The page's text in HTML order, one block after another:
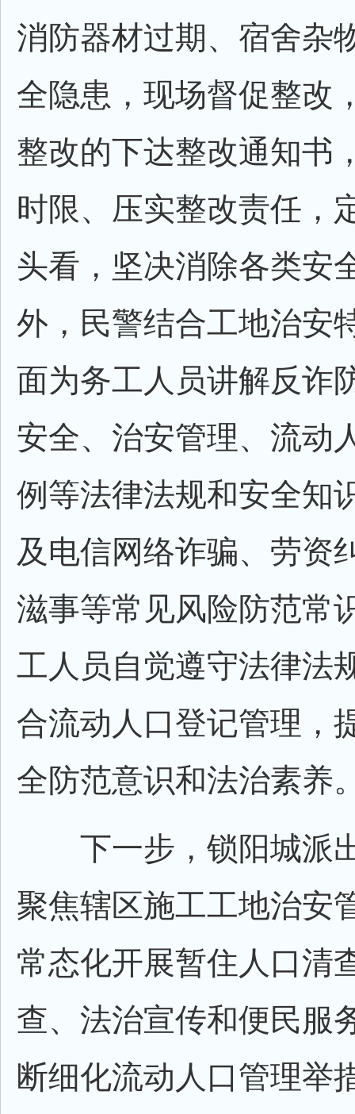
消防器材过期、宿舍杂
全隐患，现场督促整改
整改的下达整改通知书
时限、压实整改责任，
头看，坚决消除各类安
外，民警结合工地治安
面为务工人员讲解反诈
安全、治安管理、流动
例等法律法规和安全知
及电信网络诈骗、劳资
滋事等常见风险防范常
工人员自觉遵守法律法
合流动人口登记管理，
全防范意识和法治素养
下一步，锁阳城派
聚焦辖区施工工地治安
常态化开展暂住人口清
查、法治宣传和便民服
断细化流动人口管理举